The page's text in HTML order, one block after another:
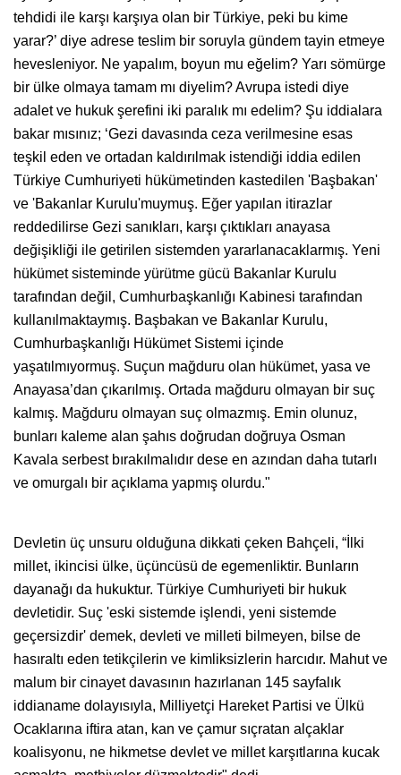
tehdidi ile karşı karşıya olan bir Türkiye, peki bu kime
yarar?’ diye adrese teslim bir soruyla gündem tayin etmeye
hevesleniyor. Ne yapalım, boyun mu eğelim? Yarı sömürge
bir ülke olmaya tamam mı diyelim? Avrupa istedi diye
adalet ve hukuk şerefini iki paralık mı edelim? Şu iddialara
bakar mısınız; ‘Gezi davasında ceza verilmesine esas
teşkil eden ve ortadan kaldırılmak istendiği iddia edilen
Türkiye Cumhuriyeti hükümetinden kastedilen 'Başbakan'
ve 'Bakanlar Kurulu'muymuş. Eğer yapılan itirazlar
reddedilirse Gezi sanıkları, karşı çıktıkları anayasa
değişikliği ile getirilen sistemden yararlanacaklarmış. Yeni
hükümet sisteminde yürütme gücü Bakanlar Kurulu
tarafından değil, Cumhurbaşkanlığı Kabinesi tarafından
kullanılmaktaymış. Başbakan ve Bakanlar Kurulu,
Cumhurbaşkanlığı Hükümet Sistemi içinde
yaşatılmıyormuş. Suçun mağduru olan hükümet, yasa ve
Anayasa’dan çıkarılmış. Ortada mağduru olmayan bir suç
kalmış. Mağduru olmayan suç olmazmış. Emin olunuz,
bunları kaleme alan şahıs doğrudan doğruya Osman
Kavala serbest bırakılmalıdır dese en azından daha tutarlı
ve omurgalı bir açıklama yapmış olurdu."
Devletin üç unsuru olduğuna dikkati çeken Bahçeli, “İlki
millet, ikincisi ülke, üçüncüsü de egemenliktir. Bunların
dayanağı da hukuktur. Türkiye Cumhuriyeti bir hukuk
devletidir. Suç 'eski sistemde işlendi, yeni sistemde
geçersizdir' demek, devleti ve milleti bilmeyen, bilse de
hasıraltı eden tetikçilerin ve kimliksizlerin harcıdır. Mahut ve
malum bir cinayet davasının hazırlanan 145 sayfalık
iddianame dolayısıyla, Milliyetçi Hareket Partisi ve Ülkü
Ocaklarına iftira atan, kan ve çamur sıçratan alçaklar
koalisyonu, ne hikmetse devlet ve millet karşıtlarına kucak